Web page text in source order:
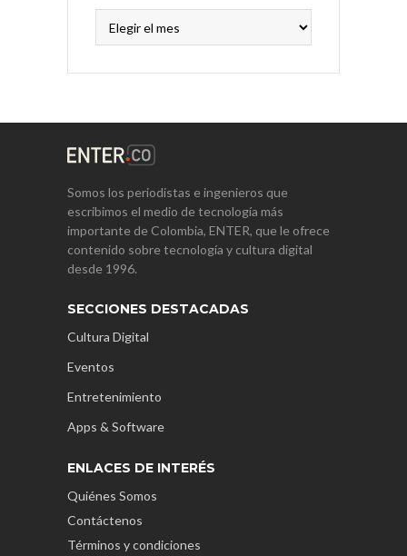
Somos los periodistas e ingenieros que
escribimos el medio de tecnología más
importante de Colombia, ENTER, que le ofrece
contenido sobre tecnología y cultura digital
desde 1996.
SECCIONES DESTACADAS
Cultura Digital
Eventos
Entretenimiento
Apps & Software
ENLACES DE INTERÉS
Quiénes Somos
Contáctenos
Términos y condiciones